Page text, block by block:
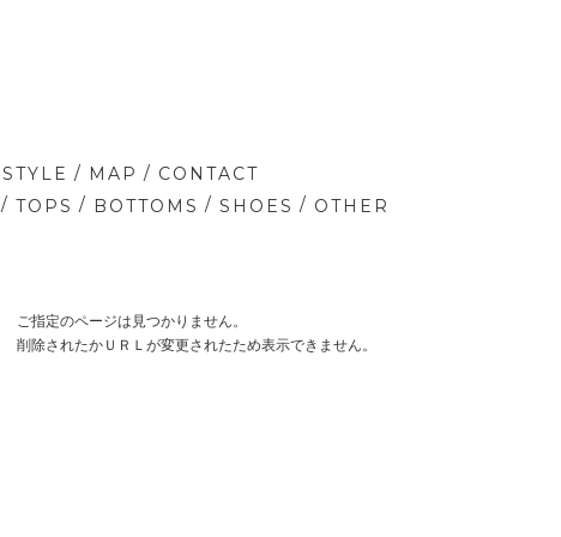
STYLE / MAP / CONTACT
/ TOPS / BOTTOMS / SHOES / OTHER
ご指定のページは見つかりません。
削除されたかＵＲＬが変更されたため表示できません。